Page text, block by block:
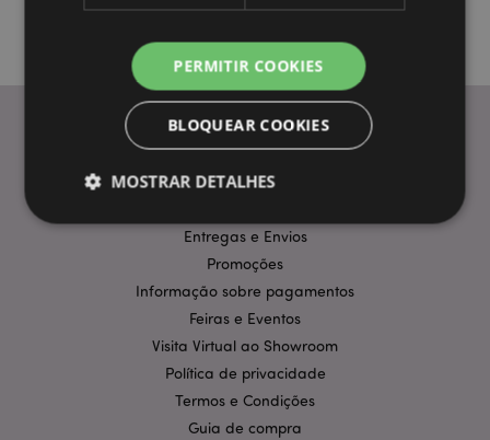
INFORMAÇÃO
Entregas e Envios
Promoções
Informação sobre pagamentos
Feiras e Eventos
Visita Virtual ao Showroom
Política de privacidade
Termos e Condições
Guia de compra
PERMITIR COOKIES
BLOQUEAR COOKIES
MOSTRAR DETALHES
Estritamente necessários
Segmentação
Funcionalidade
Os cookies estritamente necessários permitem
funcionalidades centrais do website, tais como login
de utilizador e gestão de conta. O sítio web não
pode ser utilizado correctamente sem os cookies
estritamente necessários.